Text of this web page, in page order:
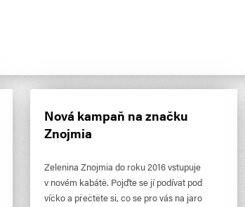
Nová kampaň na značku
Znojmia
Zelenina Znojmia do roku 2016 vstupuje
v novém kabátě. Pojďte se jí podívat pod
víčko a přečtěte si, co se pro vás na jaro